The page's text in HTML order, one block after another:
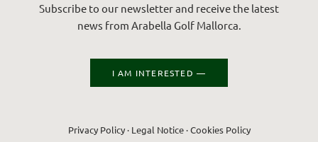
Subscribe to our newsletter and receive the latest
news from Arabella Golf Mallorca.
I AM INTERESTED —
Privacy Policy· Legal Notice·Cookies Policy